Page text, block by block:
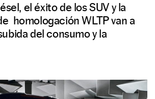
el éxito de los SUV y la
homologación WLTP van a
del consumo y la